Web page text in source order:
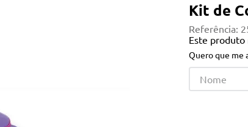
Kit de
Referência:
Este
Quero que me